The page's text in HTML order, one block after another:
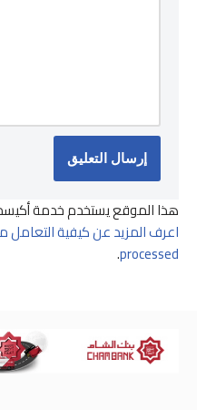
هذا الموقع يستخدم خدمة
اعرف المزيد عن كيفية التعامل
processed
.